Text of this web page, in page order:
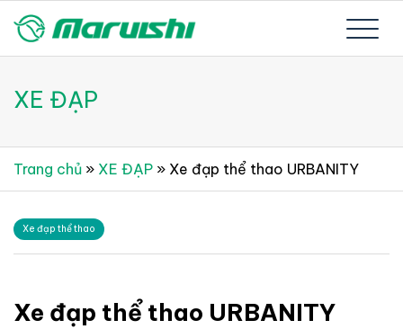
Skip
content
Xe đạp Nhật Bản Maruishi –
Since 1894
Xe đạp Nhật Bản nguyên thùng mới 100%
XE ĐẠP
Trang chủ » XE ĐẠP » Xe đạp thể thao URBANITY
Xe đạp thể thao
Xe đạp thể thao URBANITY